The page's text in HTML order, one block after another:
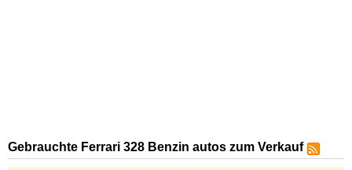
Gebrauchte Ferrari 328 Benzin autos zum Verkauf